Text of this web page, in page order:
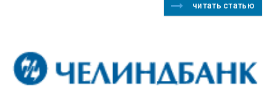
читать статью